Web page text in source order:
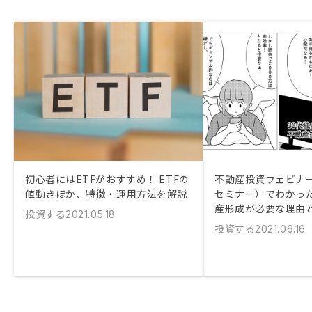
初心者にはETFがおすすめ！ ETFの
値動きほか、特徴・運用方法を解説
投資する2021.05.18
不動産投資ウェビナ
セミナー）でわかっ
産形成が必要な理由
投資する2021.06.16